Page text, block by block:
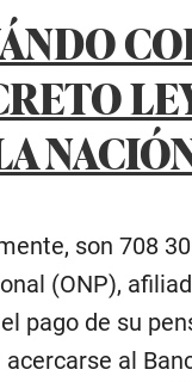
son 708
(ONP),
pago de su
acercarse al